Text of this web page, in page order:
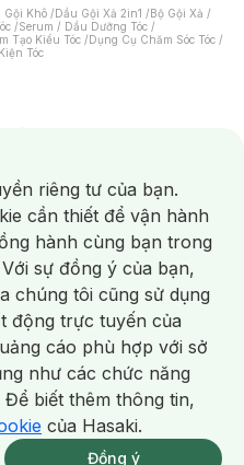
Phí 2H Xem chi tiết
Mua online
Gội Khô /Dầu Gội Xả 2in1 /Bộ Gội Xả /
/Serum / Dầu Dưỡng Tóc /
Tạo Kiểu Tóc /Dụng Cụ Chăm Sóc Tóc /
Tóc
Nạ Xông Hơi /Nước Rửa Tay/
/Bàn Chải Điện/
Nước/ Nước Súc Miệng/
Dịch Vệ Sinh/Dưỡng Vùng Kín/
/Tampon/Bọt Cạo Râu /Dao Cạo Râu/
/ Da Lão Hóa/ Da Mụn/
/ Nám / Tàn Nhang
Địa
Cụ / Máy Rửa Mặt Máy Chăm Sóc Da
riêng tư của bạn.
cần thiết để vận hành
hành cùng bạn trong
sự đồng ý của bạn,
chúng tôi cũng sử dụng
động trực tuyến của
cáo phù hợp với sở
như các chức năng
biết thêm thông tin,
của Hasaki.
Đồng ý